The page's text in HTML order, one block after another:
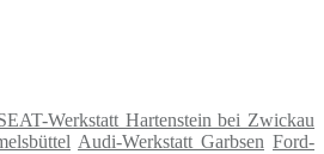
Werkstatt Hartenstein bei Zwickau
Audi-Werkstatt Garbsen Ford-